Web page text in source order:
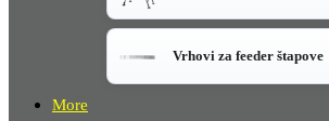
Vrhovi za feeder štapove
More